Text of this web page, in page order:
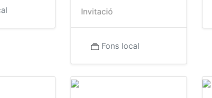
Invitació
Fons local